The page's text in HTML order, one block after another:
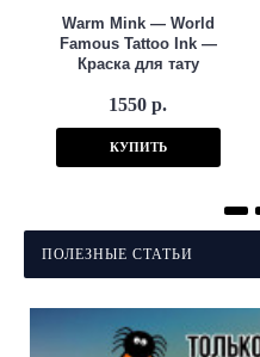
Warm Mink — World
Famous Tattoo Ink —
Краска для тату
1550 р.
КУПИТЬ
ПОЛЕЗНЫЕ СТАТЬИ